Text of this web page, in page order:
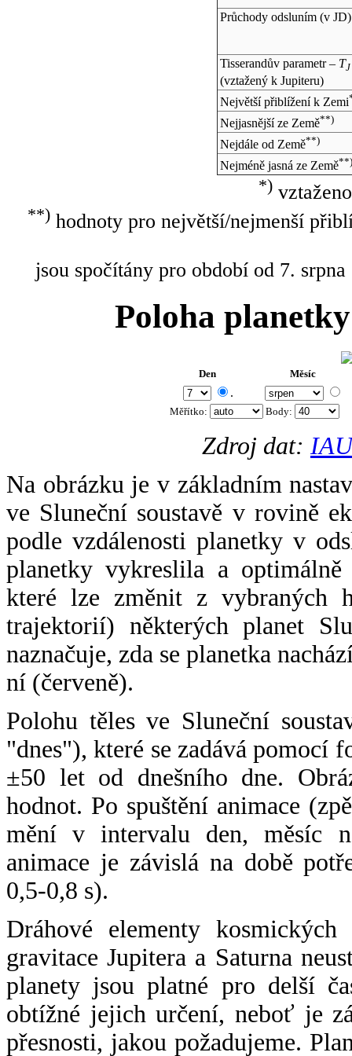
Průchody odsluním (v JD)
Tisserandův parametr – TJ
(vztažený k Jupiteru)
Největší přiblížení k Zemi
Nejjasnější ze Země**)
Nejdále od Země**)
Nejméně jasná ze Země**)
*)
**)hodnoty pro největší/nejmenší
jsou spočítány pro období od 7.
Poloha
Den Měsíc
.
Měřítko: Body:
Zdroj dat:
Na obrázku je v základním
ve Sluneční soustavě v rovině
podle vzdálenosti planetky v
planetky vykreslila a
které lze změnit z vybraných
trajektorií) některých planet
naznačuje, zda se planetka
ní (červeně).
Polohu těles ve Sluneční
"dnes"), které se zadává pomocí
±50 let od dnešního dne.
hodnot. Po spuštění animace
mění v intervalu den, měsíc
animace je závislá na době
0,5-0,8 s).
Dráhové elementy
gravitace Jupitera a Saturna
planety jsou platné pro delší
obtížné jejich určení, neboť je
přesnosti, jakou požadujeme.